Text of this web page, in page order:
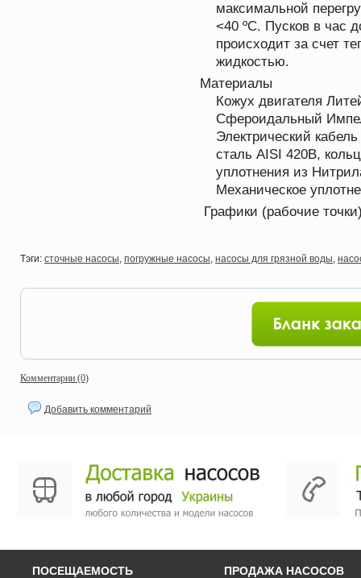
максимальной
<40 ºC. Пусков в час
происходит за счет
жидкостью.
Материалы
Кожух двигателя
Сфероидальный
Электрический
сталь AISI 420B,
уплотнения из
Механическое
Графики (рабочие
Тэги: сточные насосы, погружные насосы, насосы для грязной воды,
Комментарии (0)
Добавить комментарий
ПОСЕЩАЕМОСТЬ ПРОДАЖА НАСОСОВ